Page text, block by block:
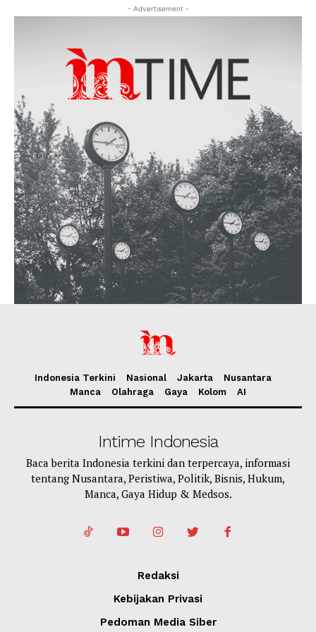
- Advertisement -
Indonesia Terkini Nasional Jakarta
Nusantara
Manca
Olahraga Gaya Kolom AI
Intime Indonesia
Baca berita Indonesia terkini dan terpercaya, informasi
tentang Nusantara, Peristiwa, Politik, Bisnis, Hukum,
Manca, Gaya Hidup & Medsos.
Redaksi
Kebijakan Privasi
Pedoman Media Siber